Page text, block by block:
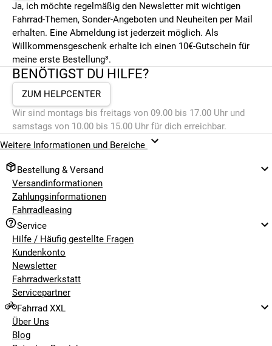
Ja, ich möchte regelmäßig den Newsletter mit wichtigen
Fahrrad-Themen, Sonder-Angeboten und Neuheiten per Mail
erhalten. Eine Abmeldung ist jederzeit möglich. Als
Willkommensgeschenk erhalte ich einen 10€-Gutschein für
meine erste Bestellung³.
BENÖTIGST DU HILFE?
ZUM HELPCENTER
Wir sind montags bis freitags von 09.00 bis 17.00 Uhr und
samstags von 10.00 bis 15.00 Uhr für dich erreichbar.
Weitere Informationen und Bereiche
Bestellung & Versand
Versandinformationen
Zahlungsinformationen
Fahrradleasing
Service
Hilfe / Häufig gestellte Fragen
Kundenkonto
Newsletter
Fahrradwerkstatt
Servicepartner
Fahrrad XXL
Über Uns
Blog